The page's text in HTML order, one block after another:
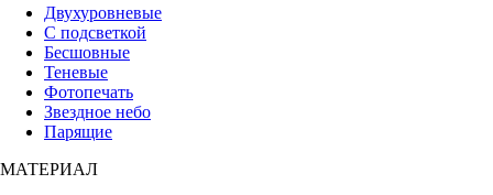
Двухуровневые
С подсветкой
Бесшовные
Теневые
Фотопечать
Звездное небо
Парящие
МАТЕРИАЛ